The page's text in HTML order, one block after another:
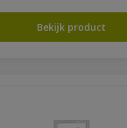
Bekijk product